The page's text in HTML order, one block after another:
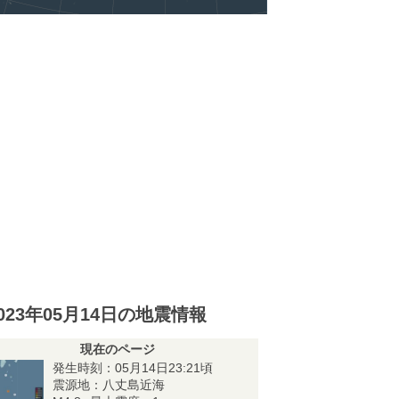
年05月14日の地震情報
現在のページ
発生時刻：05月14日23:21頃
震源地：八丈島近海